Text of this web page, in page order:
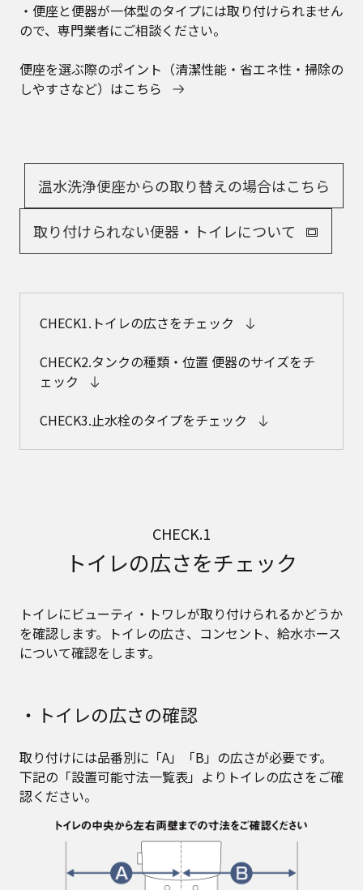
・便座と便器が一体型のタイプには取り付けられません
ので、専門業者にご相談ください。
便座を選ぶ際のポイント（清潔性能・省エネ性・掃除の
しやすさなど）はこちら
温水洗浄便座からの取り替えの場合はこちら​
取り付けられない便器・トイレについて
CHECK1.トイレの広さをチェック
CHECK2.タンクの種類・位置 便器のサイズをチ
ェック
CHECK3.止水栓のタイプをチェック
CHECK.1
トイレの広さをチェック
トイレにビューティ・トワレが取り付けられるかどうか
を確認します。トイレの広さ、コンセント、給水ホース
について確認をします。
・トイレの広さの確認
取り付けには品番別に「A」「B」の広さが必要です。
下記の「設置可能寸法一覧表」よりトイレの広さをご確
認ください。